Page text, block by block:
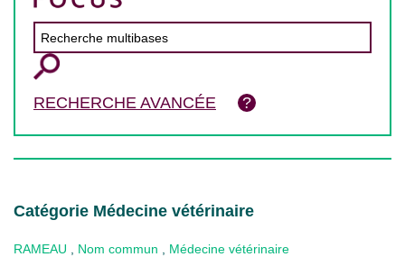
RECHERCHE AVANCÉE
Catégorie Médecine vétérinaire
RAMEAU Nom commun
Médecine vétérinaire